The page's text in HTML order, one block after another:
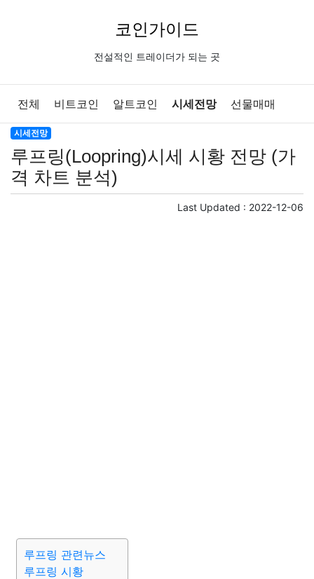
코인가이드
전설적인 트레이더가 되는 곳
전체 비트코인 알트코인 시세전망 선물매매
코인기초
시세전망
루프링(Loopring)시세 시황 전망 (가
격 차트 분석)
Last Updated : 2022-12-06
루프링 관련뉴스
루프링 시황